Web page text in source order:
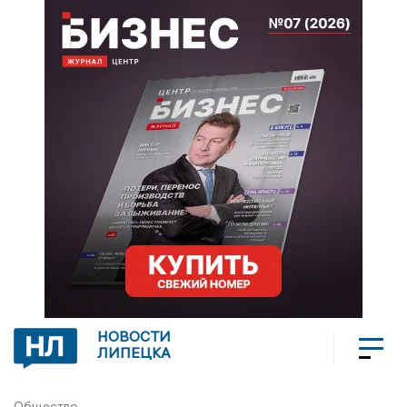
НОВОСТИ
ЛИПЕЦКА